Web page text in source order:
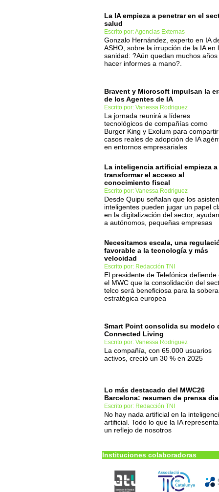
La IA empieza a penetrar en el
salud
Escrito por: Agencias Externas
Gonzalo Hernández, experto en IA
ASHO, sobre la irrupción de la IA en
sanidad: ?Aún quedan muchos años
hacer informes a mano?.
Bravent y Microsoft impulsan la
de los Agentes de IA
Escrito por: Vanessa Rodriguez
La jornada reunirá a líderes
tecnológicos de compañías como
Burger King y Exolum para compartir
casos reales de adopción de IA
en entornos empresariales
La inteligencia artificial empieza a
transformar el acceso al
conocimiento fiscal
Escrito por: Vanessa Rodriguez
Desde Quipu señalan que los
inteligentes pueden jugar un papel
en la digitalización del sector,
a autónomos, pequeñas empresas
Necesitamos escala, una
favorable a la tecnología y más
velocidad
Escrito por: Redacción TNI
El presidente de Telefónica defiende
el MWC que la consolidación del
telco será beneficiosa para la
estratégica europea
Smart Point consolida su modelo
Connected Living
Escrito por: Vanessa Rodriguez
La compañía, con 65.000 usuarios
activos, creció un 30 % en 2025
Lo más destacado del MWC26
Barcelona: resumen de prensa
Escrito por: Redacción TNI
No hay nada artificial en la
artificial. Todo lo que la IA
un reflejo de nosotros
Instituciones colaboradoras